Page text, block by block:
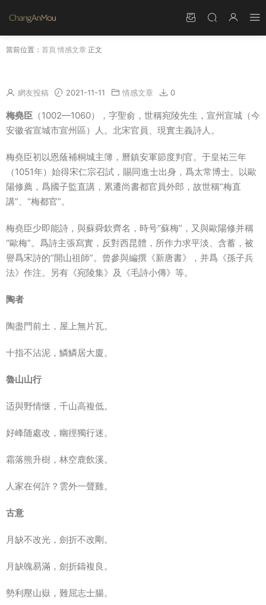
當前位置： 首頁 情感文章 正文
網友投稿 2021-11-11 情感文章 0
梅堯臣 （1002—1060），字聖俞，世稱宛陵先生，宣州宣城（今
安徽省宣城市宣州區）人。北宋官員、現實主義詩人。
梅堯臣初以恩蔭補桐城主簿，曆鎮安軍節度判官。于皇祐三年
（1051年）始得宋仁宗召試，賜同進士出身，爲太常博士。以歐
陽修薦，爲國子監直講，累遷尚書都官員外郎，故世稱“梅直
講”、“梅都官”。
梅堯臣少即能詩，與蘇舜欽齊名，時号“蘇梅”，又與歐陽修并稱
“歐梅”。爲詩主張寫實，反對西昆體，所作力求平淡、含蓄，被
譽爲宋詩的“開山祖師”。曾參與編撰《新唐書》，并爲《孫子兵
法》作注。另有《宛陵集》及《毛詩小傳》等。
陶者
陶盡門前土，屋上無片瓦。
十指不沾泥，鱗鱗居大廈。
魯山山行
适與野情惬，千山高複低。
好峰随處改，幽徑獨行迷。
霜落熊升樹，林空鹿飲溪。
人家在何許？雲外一聲雞。
古意
月缺不改光，劍折不改剛。
月缺魄易滿，劍折鑄複良。
勢利壓山嶽，難屈志士腸。